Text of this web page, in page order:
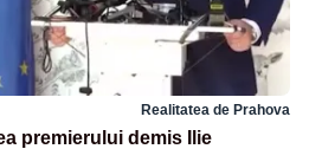
Realitatea de Prahova
premierului demis Ilie